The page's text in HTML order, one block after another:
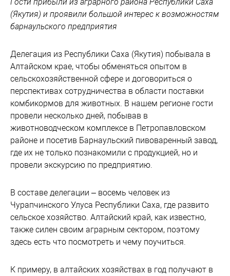
(Якутия) и проявили большой интерес к возможностям
барнаульского предприятия
Делегация из Республики Саха (Якутия) побывала в
Алтайском крае, чтобы обменяться опытом в
сельскохозяйственной сфере и договориться о
перспективах сотрудничества в области поставки
комбикормов для животных. В нашем регионе гости
провели несколько дней, побывав в
животноводческом комплексе в Петропавловском
районе и посетив Барнаульский пивоваренный завод,
где их не только познакомили с продукцией, но и
провели экскурсию по предприятию.
В составе делегации – восемь человек из
Чурапчинского Улуса Республики Саха, где развито
сельское хозяйство. Алтайский край, как известно,
также силен своим аграрным сектором, поэтому
здесь есть что посмотреть и чему поучиться.
К примеру, в алтайских хозяйствах в год получают в